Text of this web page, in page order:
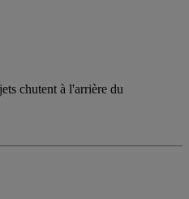
chutent à l'arrière du